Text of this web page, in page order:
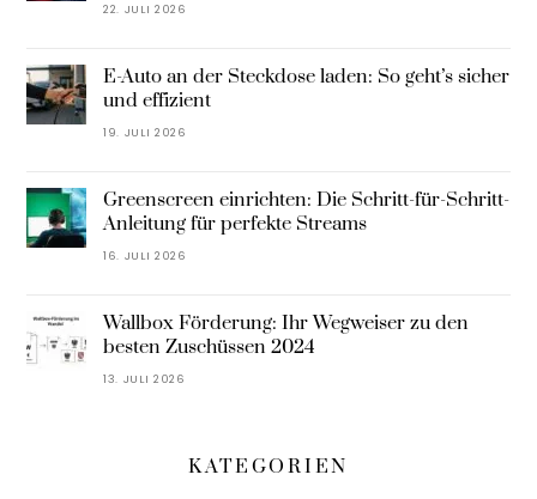
22. JULI 2026
E-Auto an der Steckdose laden: So geht’s sicher
und effizient
19. JULI 2026
Greenscreen einrichten: Die Schritt-für-Schritt-
Anleitung für perfekte Streams
16. JULI 2026
Wallbox Förderung: Ihr Wegweiser zu den
besten Zuschüssen 2024
13. JULI 2026
KATEGORIEN